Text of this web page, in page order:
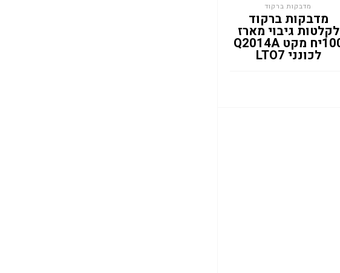
מדבקות ברקוד
מדבקות ברקוד
לקלטות גיבוי מארז
100יח מקט Q2014A
לכונני LTO7